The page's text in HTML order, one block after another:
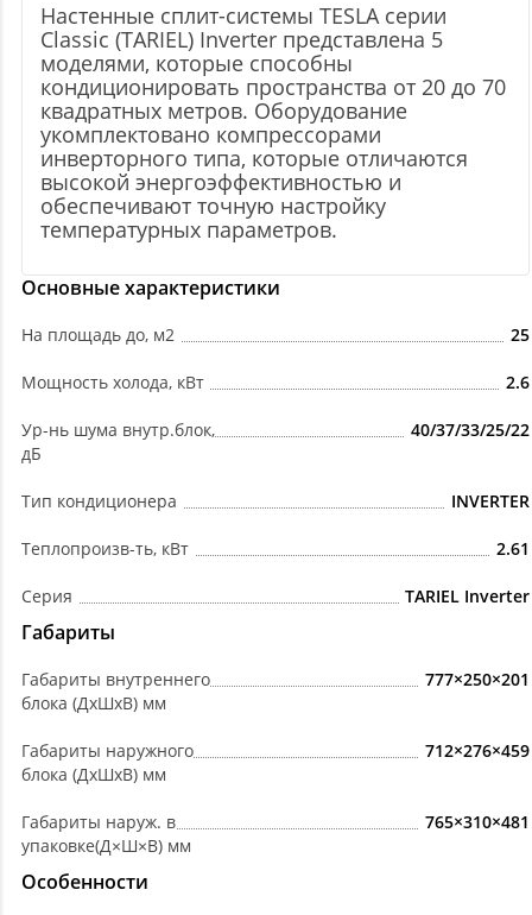
Настенные сплит-системы TESLA серии
Classic (TARIEL) Inverter представлена 5
моделями, которые способны
кондиционировать пространства от 20 до 70
квадратных метров. Оборудование
укомплектовано компрессорами
инверторного типа, которые отличаются
высокой энергоэффективностью и
обеспечивают точную настройку
температурных параметров.
Основные характеристики
На площадь до, м2 25
Мощность холода, кВт 2.6
Ур-нь шума внутр.блок,
дБ
40/37/33/25/22
Тип кондиционера INVERTER
Теплопроизв-ть, кВт 2.61
Серия TARIEL Inverter
Габариты
Габариты внутреннего
блока (ДхШхВ) мм
777×250×201
Габариты наружного
блока (ДхШхВ) мм
712×276×459
Габариты наруж. в
упаковке(Д×Ш×В) мм
765×310×481
Особенности